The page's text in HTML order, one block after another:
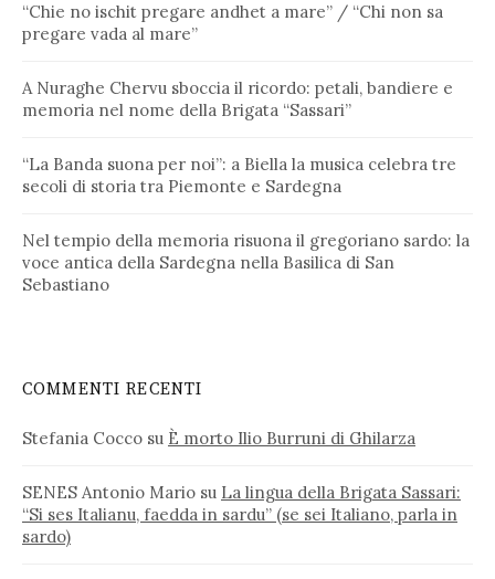
“Chie no ischit pregare andhet a mare” / “Chi non sa
pregare vada al mare”
A Nuraghe Chervu sboccia il ricordo: petali, bandiere e
memoria nel nome della Brigata “Sassari”
“La Banda suona per noi”: a Biella la musica celebra tre
secoli di storia tra Piemonte e Sardegna
Nel tempio della memoria risuona il gregoriano sardo: la
voce antica della Sardegna nella Basilica di San
Sebastiano
COMMENTI RECENTI
Stefania Cocco su È morto Ilio Burruni di Ghilarza
SENES Antonio Mario su La lingua della Brigata Sassari:
“Si ses Italianu, faedda in sardu” (se sei Italiano, parla in
sardo)